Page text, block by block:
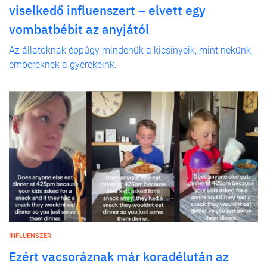
viselkedő influenszert – elvett egy
vombatbébit az anyjától
Az állatoknak éppúgy mindenük a kicsinyeik, mint nekünk,
embereknek a gyerekeink.
INFLUENSZER
Ezért vacsoráznak már koradélután az